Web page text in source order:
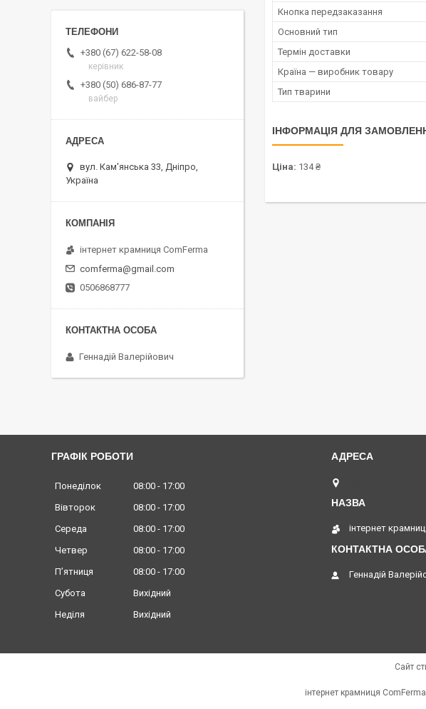
Кнопка передзаказання
Основний тип
Термін доставки
Країна — виробник товару
Тип тварини
ІНФОРМАЦІЯ ДЛЯ
Ціна: 134 ₴
+380 (67) 622-58-08
керівник
+380 (50) 686-87-77
вайбер
вул. Кам'янська 33, Дніпро,
Україна
інтернет крамниця ComFerma
comferma@gmail.com
0506868777
Геннадій Валерійович
ГРАФІК РОБОТИ
Понеділок 08:00
17:00
Вівторок
08:00
17:00
Середа
08:00
17:00
Четвер
08:00
17:00
Пʼятниця
08:00
17:00
Субота
Вихідний
Неділя
Вихідний
інтернет
Геннадій
Сайт